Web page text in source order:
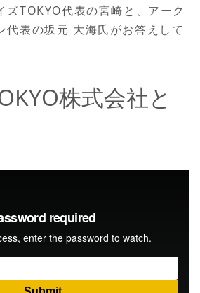
ズTOKYO代表の宮崎と、アーク
代表の坂元 大海氏がお答えして
株式会社と